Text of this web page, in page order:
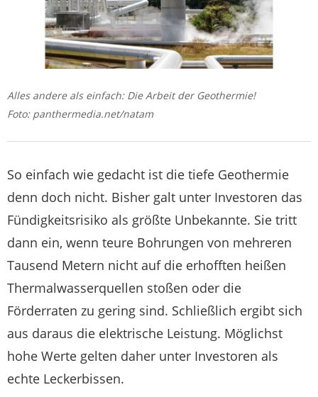
Alles andere als einfach: Die Arbeit der Geothermie!
Foto: panthermedia.net/natam
So einfach wie gedacht ist die tiefe Geothermie
denn doch nicht. Bisher galt unter Investoren das
Fündigkeitsrisiko als größte Unbekannte. Sie tritt
dann ein, wenn teure Bohrungen von mehreren
Tausend Metern nicht auf die erhofften heißen
Thermalwasserquellen stoßen oder die
Förderraten zu gering sind. Schließlich ergibt sich
aus daraus die elektrische Leistung. Möglichst
hohe Werte gelten daher unter Investoren als
echte Leckerbissen.